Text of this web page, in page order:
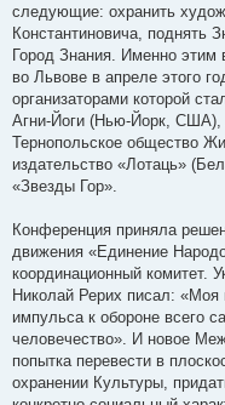
следующие: охранить
Константиновича, поднять
Город Знания. Именно
во Львове в апреле этого
организаторами которой
Агни-Йоги (Нью-Йорк, США),
Тернопольское общество
издательство «Лотаць»
«Звезды Гор».
Конференция приняла
движения «Единение
координационный комитет.
Николай Рерих писал:
импульса к обороне всего
человечество». И новое
попытка перевести в
охранении Культуры,